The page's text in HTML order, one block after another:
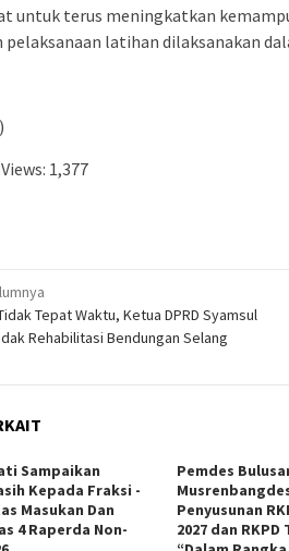
untuk terus meningkatkan
pelaksanaan latihan dilaksanakan
1,377
Tepat Waktu, Ketua DPRD Syamsul
Rehabilitasi Bendungan Selang
Sampaikan
Kepada Fraksi -
Masukan Dan
4 Raperda Non-
Pemdes
Penyusunan
2027 dan RKPD